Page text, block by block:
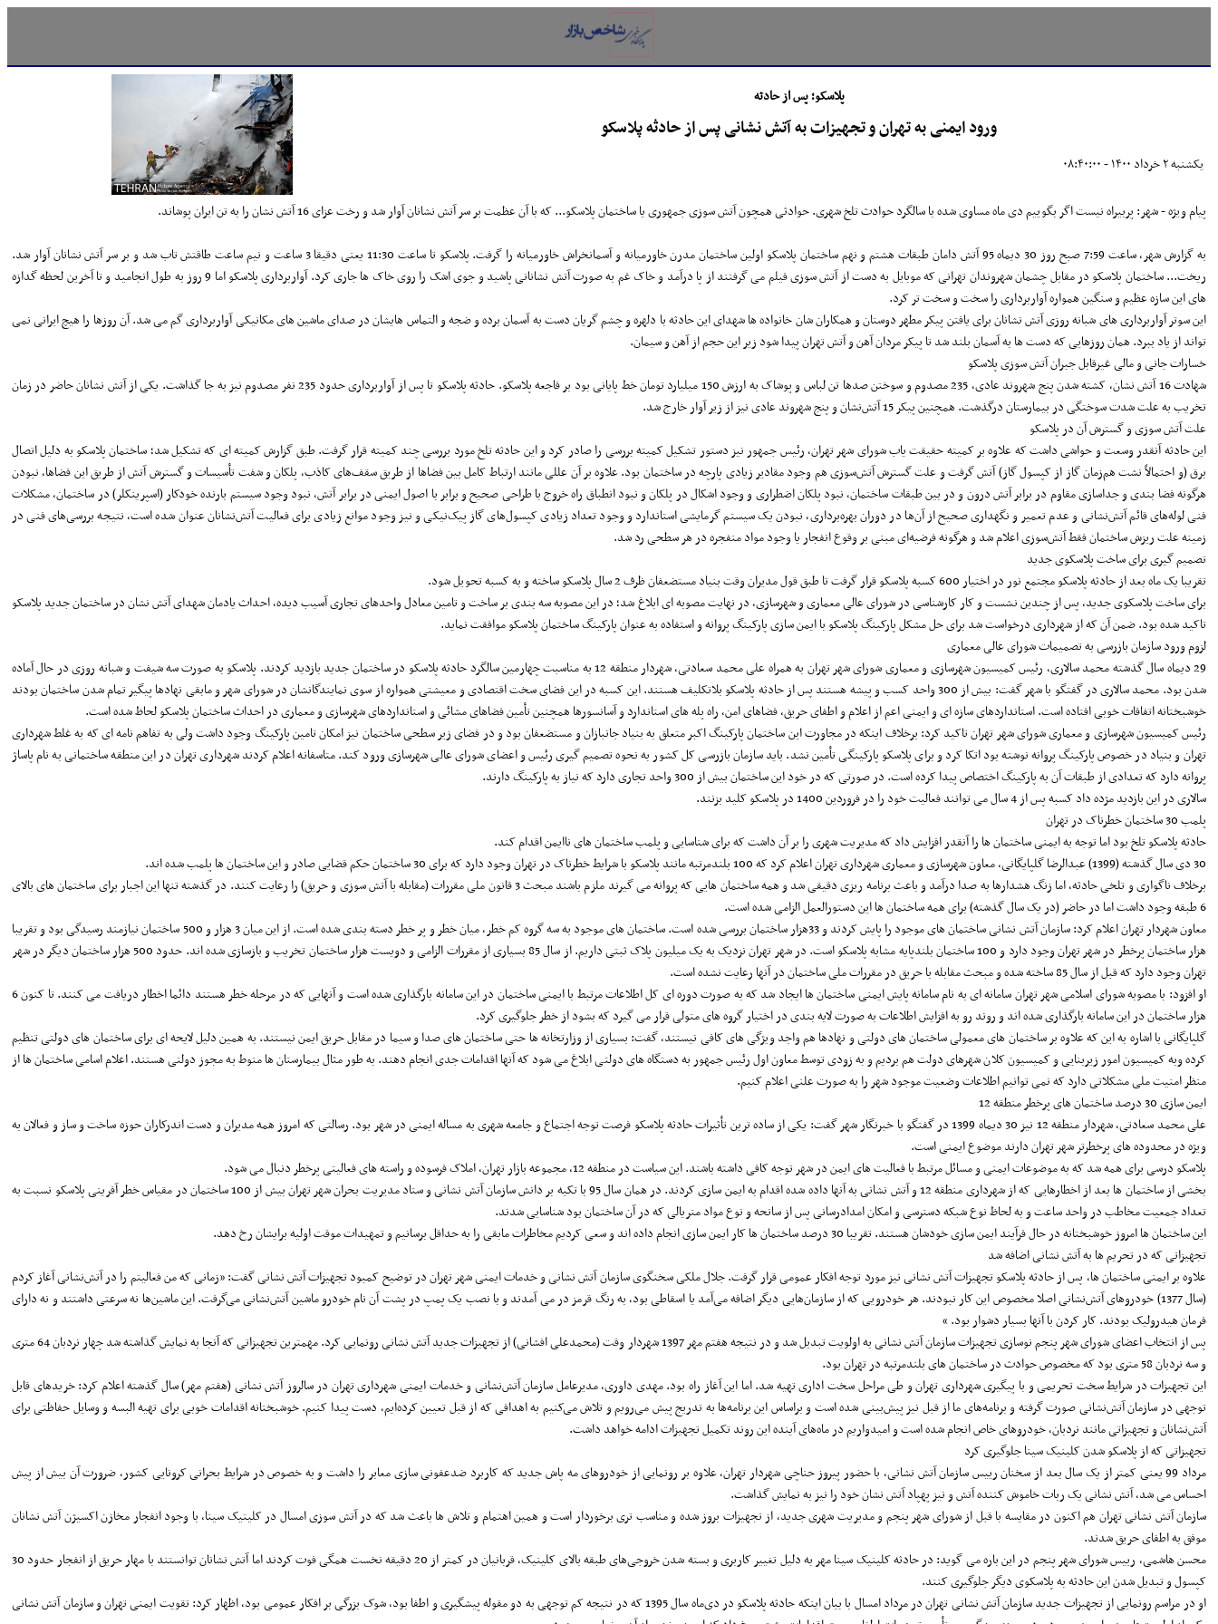
پلاسکو؛ پس از حادثه
ورود ایمنی به تهران و تجهیزات به آتش نشانی پس از حادثه پلاسکو
يکشنبه ۲ خرداد ۱۴۰۰ - ۰۸:۴۰:۰۰
پیام ویژه - شهر: پربیراه نیست اگر بگوییم دی ماه مساوی شده با سالگرد حوادث تلخ شهری. حوادثی همچون آتش سوزی جمهوری یا ساختمان پلاسکو... که با آن عظمت بر سر آتش نشانان آوار شد و رخت عزای 16 آتش نشان را به تن ایران پوشاند.
به گزارش شهر، ساعت 7:59 صبح روز 30 دیماه 95 آتش دامان طبقات هشتم و نهم ساختمان پلاسکو اولین ساختمان مدرن خاورمیانه و آسمانخراش خاورمیانه را گرفت. پلاسکو تا ساعت 11:30 یعنی دقیقا 3 ساعت و نیم ساعت طاقتش تاب شد و بر سر آتش نشانان آوار شد.
ریخت... ساختمان پلاسکو در مقابل چشمان شهروندان تهرانی که موبایل به دست از آتش سوزی فیلم می گرفتند از پا درآمد و خاک غم به صورت آتش نشانانی پاشید و جوی اشک را روی خاک ها جاری کرد. آواربرداری پلاسکو اما 9 روز به طول انجامید و تا آخرین لحظه گدازه
های این سازه عظیم و سنگین همواره آواربرداری را سخت و سخت تر کرد.
این سوتر آواربرداری های شبانه روزی آتش نشانان برای یافتن پیکر مطهر دوستان و همکاران شان خانواده ها شهدای این حادثه با دلهره و چشم گریان دست به آسمان برده و ضجه و التماس هایشان در صدای ماشین های مکانیکی آواربرداری گم می شد. آن روزها را هیچ ایرانی نمی
تواند از یاد ببرد. همان روزهایی که دست ها به آسمان بلند شد تا پیکر مردان آهن و آتش تهران پیدا شود زیر این حجم از آهن و سیمان.
خسارات جانی و مالی غیرقابل جبران آتش سوزی پلاسکو
شهادت 16 آتش نشان، کشته شدن پنج شهروند عادی، 235 مصدوم و سوختن صدها تن لباس و پوشاک به ارزش 150 میلیارد تومان خط پایانی بود بر فاجعه پلاسکو. حادثه پلاسکو تا پس از آواربرداری حدود 235 نفر مصدوم نیز به جا گذاشت. یکی از آتش نشانان حاضر در زمان
تخریب به علت شدت سوختگی در بیمارستان درگذشت. همچنین پیکر 15 آتش‌نشان و پنج شهروند عادی نیز از زیر آوار خارج شد.
علت آتش سوزی و گسترش آن در پلاسکو
این حادثه آنقدر وسعت و حواشی داشت که علاوه بر کمیته حقیقت یاب شورای شهر تهران، رئیس جمهور نیز دستور تشکیل کمیته بررسی را صادر کرد و این حادثه تلخ مورد بررسی چند کمیته قرار گرفت. طبق گزارش کمیته ای که تشکیل شد؛ ساختمان پلاسکو به دلیل اتصال
برق (و احتمالاً نشت هم‌زمان گاز از ‌کپسول گاز) آتش گرفت و علت گسترش آتش‌سوزی هم ‌وجود مقادیر زیادی پارچه در ساختمان بود. علاوه بر آن عللی مانند ارتباط کامل بین فضاها از طریق سقف‌های کاذب، پلکان و شفت تأسیسات و گسترش آتش از طریق این فضاها، نبودن
هرگونه فضا بندی و جداسازی مقاوم در برابر آتش درون و در بین طبقات ساختمان، نبود پلکان اضطراری و وجود اشکال در پلکان و نبود انطباق راه خروج با طراحی صحیح و برابر با اصول ایمنی در برابر آتش، نبود وجود سیستم بارنده خودکار (اسپرینکلر) در ساختمان، مشکلات
فنی لوله‌های قائم آتش‌نشانی و عدم تعمیر و نگهداری صحیح از آن‌ها در دوران بهره‌برداری، نبودن یک سیستم گرمایشی استاندارد و وجود تعداد زیادی کپسول‌های گاز پیک‌نیکی و نیز وجود موانع زیادی برای فعالیت آتش‌نشانان عنوان‌ شده است، نتیجه بررسی‌های فنی در
زمینه علت ریزش ساختمان فقط آتش‌سوزی اعلام شد و هرگونه فرضیه‌ای مبنی بر وقوع انفجار یا وجود مواد منفجره در هر سطحی رد شد.
تصمیم گیری برای ساخت پلاسکوی جدید
تقریبا یک ماه بعد از حادثه پلاسکو مجتمع نور در اختیار 600 کسبه پلاسکو قرار گرفت تا طبق قول مدیران وقت بنیاد مستضعفان ظرف 2 سال پلاسکو ساخته و به کسبه تحویل شود.
برای ساخت پلاسکوی جدید، پس از چندین نشست و کار کارشناسی در شورای عالی معماری و شهرسازی، در نهایت مصوبه ای ابلاغ شد؛ در این مصوبه سه بندی بر ساخت و تامین معادل واحدهای تجاری آسیب دیده، احداث یادمان شهدای آتش نشان در ساختمان جدید پلاسکو
تاکید شده بود. ضمن آن که از شهرداری درخواست شد برای حل مشکل پارکینگ پلاسکو با ایمن سازی پارکینگ پروانه و استفاده به عنوان پارکینگ ساختمان پلاسکو موافقت نماید.
لزوم ورود سازمان بازرسی به تصمیمات شورای عالی معماری
29 دیماه سال گذشته محمد سالاری، رئیس کمیسیون شهرسازی و معماری شورای شهر تهران به همراه علی محمد سعادتی، شهردار منطقه 12 به مناسبت چهارمین سالگرد حادثه پلاسکو در ساختمان جدید بازدید کردند. پلاسکو به صورت سه شیفت و شبانه روزی در حال آماده
شدن بود. محمد سالاری در گفتگو با شهر گفت: بیش از 300 واحد کسب و پیشه هستند پس از حادثه پلاسکو بلاتکلیف هستند. این کسبه در این فضای سخت اقتصادی و معیشتی همواره از سوی نمایندگانشان در شورای شهر و مابقی نهادها پیگیر تمام شدن ساختمان بودند
خوشبختانه اتفاقات خوبی افتاده است. استانداردهای سازه ای و ایمنی اعم از اعلام و اطفای حریق، فضاهای امن، راه پله های استاندارد و آسانسورها همچنین تأمین فضاهای مشائی و استانداردهای شهرسازی و معماری در احداث ساختمان پلاسکو لحاظ شده است.
رئیس کمیسیون شهرسازی و معماری شورای شهر تهران تاکید کرد: برخلاف اینکه در مجاورت این ساختمان پارکینگ اکبر متعلق به بنیاد جانبازان و مستضعفان بود و در فضای زیر سطحی ساختمان نیز امکان تامین پارکینگ وجود داشت ولی به تفاهم نامه ای که به غلط شهرداری
تهران و بنیاد در خصوص پارکینگ پروانه نوشته بود اتکا کرد و برای پلاسکو پارکینگی تأمین نشد. باید سازمان بازرسی کل کشور به نحوه تصمیم گیری رئیس و اعضای شورای عالی شهرسازی ورود کند. متاسفانه اعلام کردند شهرداری تهران در این منطقه ساختمانی به نام پاساژ
پروانه دارد که تعدادی از طبقات آن به پارکینگ اختصاص پیدا کرده است. در صورتی که در خود این ساختمان بیش از 300 واحد تجاری دارد که نیاز به پارکینگ دارند.
سالاری در این بازدید مژده داد کسبه پس از 4 سال می توانند فعالیت خود را در فروردین 1400 در پلاسکو کلید بزنند.
پلمب 30 ساختمان خطرناک در تهران
حادثه پلاسکو تلخ بود اما توجه به ایمنی ساختمان ها را آنقدر افزایش داد که مدیریت شهری را بر آن داشت که برای شناسایی و پلمب ساختمان های ناایمن اقدام کند.
30 دی سال گذشته (1399) عبدالرضا گلپایگانی، معاون شهرسازی و معماری شهرداری تهران اعلام کرد که 100 بلندمرتبه مانند پلاسکو با شرایط خطرناک در تهران وجود دارد که برای 30 ساختمان حکم قضایی صادر و این ساختمان ها پلمب شده اند.
برخلاف ناگواری و تلخی حادثه، اما زنگ هشدارها به صدا درآمد و باعث برنامه ریزی دقیقی شد و همه ساختمان هایی که پروانه می گیرند ملزم باشند مبحث 3 قانون ملی مقررات (مقابله با آتش سوزی و حریق) را رعایت کنند. در گذشته تنها این اجبار برای ساختمان های بالای
6 طبقه وجود داشت اما در حاضر (در یک سال گذشته) برای همه ساختمان ها این دستورالعمل الزامی شده است.
معاون شهردار تهران اعلام کرد: سازمان آتش نشانی ساختمان های موجود را پایش کردند و 33هزار ساختمان بررسی شده است. ساختمان های موجود به سه گروه کم خطر، میان خطر و پر خطر دسته بندی شده است. از این میان 3 هزار و 500 ساختمان نیازمند رسیدگی بود و تقریبا
هزار ساختمان پرخطر در شهر تهران وجود دارد و 100 ساختمان بلندپایه مشابه پلاسکو است. در شهر تهران نزدیک به یک میلیون پلاک ثبتی داریم. از سال 85 بسیاری از مقررات الزامی و دویست هزار ساختمان تخریب و بازسازی شده اند. حدود 500 هزار ساختمان دیگر در شهر
تهران وجود دارد که قبل از سال 85 ساخته شده و مبحث مقابله با حریق در مقررات ملی ساختمان در آنها رعایت نشده است.
او افزود: با مصوبه شورای اسلامی شهر تهران سامانه ای به نام سامانه پایش ایمنی ساختمان ها ایجاد شد که به صورت دوره ای کل اطلاعات مرتبط با ایمنی ساختمان در این سامانه بارگذاری شده است و آنهایی که در مرحله خطر هستند دائما اخطار دریافت می کنند. تا کنون 6
هزار ساختمان در این سامانه بارگذاری شده اند و روند رو به افزایش اطلاعات به صورت لایه بندی در اختیار گروه های متولی قرار می گیرد که بشود از خطر جلوگیری کرد.
گلپایگانی با اشاره به این که علاوه بر ساختمان های معمولی ساختمان های دولتی و نهادها هم واجد ویژگی های کافی نیستند، گفت: بسیاری از وزارتخانه ها حتی ساختمان های صدا و سیما در مقابل حریق ایمن نیستند. به همین دلیل لایحه ای برای ساختمان های دولتی تنظیم
کرده وبه کمیسیون امور زیربنایی و کمیسیون کلان شهرهای دولت هم بردیم و به زودی توسط معاون اول رئیس جمهور به دستگاه های دولتی ابلاغ می شود که آنها اقدامات جدی انجام دهند. به طور مثال بیمارستان ها منوط به مجوز دولتی هستند. اعلام اسامی ساختمان ها از
منظر امنیت ملی مشکلاتی دارد که نمی توانیم اطلاعات وضعیت موجود شهر را به صورت علنی اعلام کنیم.
ایمن سازی 30 درصد ساختمان های پرخطر منطقه 12
علی محمد سعادتی، شهردار منطقه 12 نیز 30 دیماه 1399 در گفتگو با خبرنگار شهر گفت: یکی از ساده ترین تأثیرات حادثه پلاسکو فرصت توجه اجتماع و جامعه شهری به مساله ایمنی در شهر بود. رسالتی که امروز همه مدیران و دست اندرکاران حوزه ساخت و ساز و فعالان به
ویژه در محدوده های پرخطرتر شهر تهران دارند موضوع ایمنی است.
پلاسکو درسی برای همه شد که به موضوعات ایمنی و مسائل مرتبط با فعالیت های ایمن در شهر توجه کافی داشته باشند. این سیاست در منطقه 12، مجموعه بازار تهران، املاک فرسوده و راسته های فعالیتی پرخطر دنبال می شود.
بخشی از ساختمان ها بعد از اخطارهایی که از شهرداری منطقه 12 و آتش نشانی به آنها داده شده اقدام به ایمن سازی کردند. در همان سال 95 با تکیه بر دانش سازمان آتش نشانی و ستاد مدیریت بحران شهر تهران بیش از 100 ساختمان در مقیاس خطر آفرینی پلاسکو نسبت به
تعداد جمعیت مخاطب در واحد ساعت و به لحاظ نوع شبکه دسترسی و امکان امدادرسانی پس از سانحه و نوع مواد متریالی که در آن ساختمان بود شناسایی شدند.
این ساختمان ها امروز خوشبختانه در حال فرآیند ایمن سازی خودشان هستند. تقریبا 30 درصد ساختمان ها کار ایمن سازی انجام داده اند و سعی کردیم مخاطرات مابقی را به حداقل برسانیم و تمهیدات موقت اولیه برایشان رخ دهد.
تجهیزاتی که در تحریم ها به آتش نشانی اضافه شد
علاوه بر ایمنی ساختمان ها، پس از حادثه پلاسکو تجهیزات آتش نشانی نیز مورد توجه افکار عمومی قرار گرفت. جلال ملکی سخنگوی سازمان آتش نشانی و خدمات ایمنی شهر تهران در توضیح کمبود تجهیزات آتش نشانی گفت: «زمانی که من فعالیتم را در آتش‌نشانی آغاز کردم
(سال 1377) خودروهای آتش‌نشانی اصلا مخصوص این کار نبودند. هر خودرویی که از سازمان‌هایی دیگر اضافه می‌آمد یا اسقاطی بود، به رنگ قرمز در می آمدند و با نصب یک پمپ در پشت آن نام خودرو ماشین آتش‌نشانی می‌گرفت. این ماشین‌ها نه سرعتی داشتند و نه دارای
فرمان هیدرولیک بودند. کار کردن با آنها بسیار دشوار بود. »
پس از انتخاب اعضای شورای شهر پنجم نوسازی تجهیزات سازمان آتش نشانی به اولویت تبدیل شد و در نتیجه هفتم مهر 1397 شهردار وقت (محمدعلی افشانی) از تجهیزات جدید آتش نشانی رونمایی کرد. مهمترین تجهیزاتی که آنجا به نمایش گذاشته شد چهار نردبان 64 متری
و سه نردبان 58 متری بود که مخصوص حوادث در ساختمان های بلندمرتبه در تهران بود.
این تجهیزات در شرایط سخت تحریمی و با پیگیری شهرداری تهران و طی مراحل سخت اداری تهیه شد. اما این آغاز راه بود. مهدی داوری، مدیرعامل سازمان آتش‌نشانی و خدمات ایمنی شهرداری تهران در سالروز آتش نشانی (هفتم مهر) سال گذشته اعلام کرد: خریدهای قابل
توجهی در سازمان آتش‌نشانی صورت گرفته و برنامه‌های ما از قبل نیز پیش‌بینی شده است و براساس این برنامه‌ها به تدریج پیش‌ می‌رویم و تلاش می‌کنیم به اهدافی که از قبل تعیین کرده‌ایم، دست پیدا کنیم. خوشبختانه اقدامات خوبی برای تهیه البسه و وسایل حفاظتی برای
آتش‌نشانان و تجهیزاتی مانند نردبان، خودروهای خاص انجام شده است و امیدواریم در ماه‌های آینده این روند تکمیل تجهیزات ادامه خواهد داشت.
تجهیزاتی که از پلاسکو شدن کلینیک سینا جلوگیری کرد
مرداد 99 یعنی کمتر از یک سال بعد از سخنان رییس سازمان آتش نشانی، با حضور پیروز حناچی شهردار تهران، علاوه بر رونمایی از خودروهای مه پاش جدید که کاربرد ضدعفونی سازی معابر را داشت و به خصوص در شرایط بحرانی کرونایی کشور، ضرورت آن بیش از پیش
احساس می شد، آتش نشانی یک ربات خاموش کننده آتش و نیز پهپاد آتش نشان خود را نیز به نمایش گذاشت.
سازمان آتش نشانی تهران هم اکنون در مقایسه با قبل از شورای شهر پنجم و مدیریت شهری جدید، از تجهیزات بروز شده و مناسب تری برخوردار است و همین اهتمام و تلاش ها باعث شد که در آتش سوزی امسال در کلینیک سینا، با وجود انفجار مخازن اکسیژن آتش نشانان
موفق به اطفای حریق شدند.
محسن هاشمی، رییس شورای شهر پنجم در این باره می گوید: در حادثه کلینیک سینا مهر به دلیل تغییر کاربری و بسته شدن خروجی‌های طبقه بالای کلینیک، قربانیان در کمتر از 20 دقیقه نخست همگی فوت کردند اما آتش نشانان توانستند با مهار حریق از انفجار حدود 30
کپسول و تبدیل شدن این حادثه به پلاسکوی دیگر جلوگیری کنند.
او در مراسم رونمایی از تجهیزات جدید سازمان آتش نشانی تهران در مرداد امسال با بیان اینکه حادثه پلاسکو در دی‌ماه سال 1395 که در نتیجه کم توجهی به دو مقوله پیشگیری و اطفا بود، شوک بزرگی بر افکار عمومی بود، اظهار کرد: تقویت ایمنی تهران و سازمان آتش نشانی